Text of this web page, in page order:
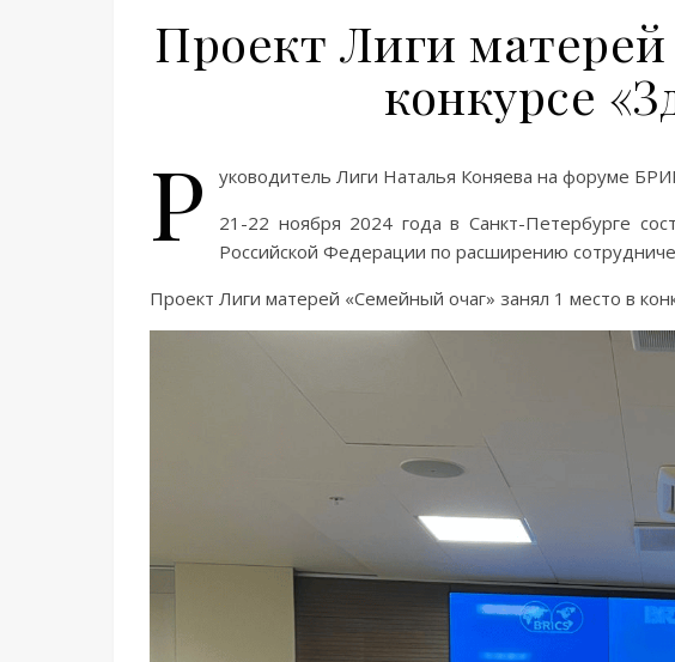
Проект Лиги
конкурсе
Р
уководитель Лиги Наталья Коняева на форуме
21-22 ноября 2024 года в Санкт-Петербурге
Российской Федерации по расширению
Проект Лиги матерей «Семейный очаг» занял 1 место в